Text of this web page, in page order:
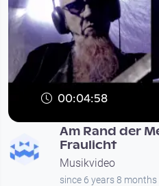
00:04:58
Am Rand der
Fraulicht
Musikvideo
since 6 years 8 months